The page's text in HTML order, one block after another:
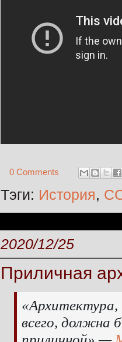
0 Comments
Тэги: История,
2020/12/25
Приличная
всего, должна